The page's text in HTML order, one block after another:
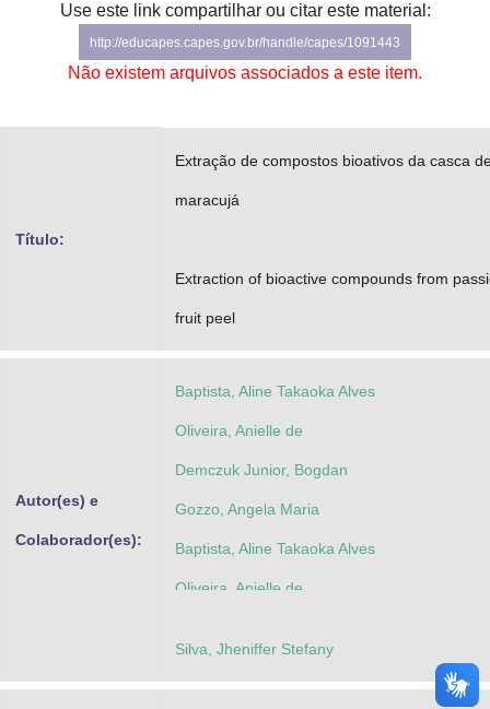
Secretaria-Geral
Planalto
Use este link compartilhar ou citar este material:
http://educapes.capes.gov.br/handle/capes/1091443
Não existem arquivos associados a este item.
Título:
Extração de compostos bioativos da casca
maracujá
Extraction of bioactive compounds from
fruit peel
Autor(es) e
Colaborador(es):
Baptista, Aline Takaoka Alves
Oliveira, Anielle de
Demczuk Junior, Bogdan
Gozzo, Angela Maria
Baptista, Aline Takaoka Alves
Oliveira, Anielle de
Silva, Jheniffer Stefany